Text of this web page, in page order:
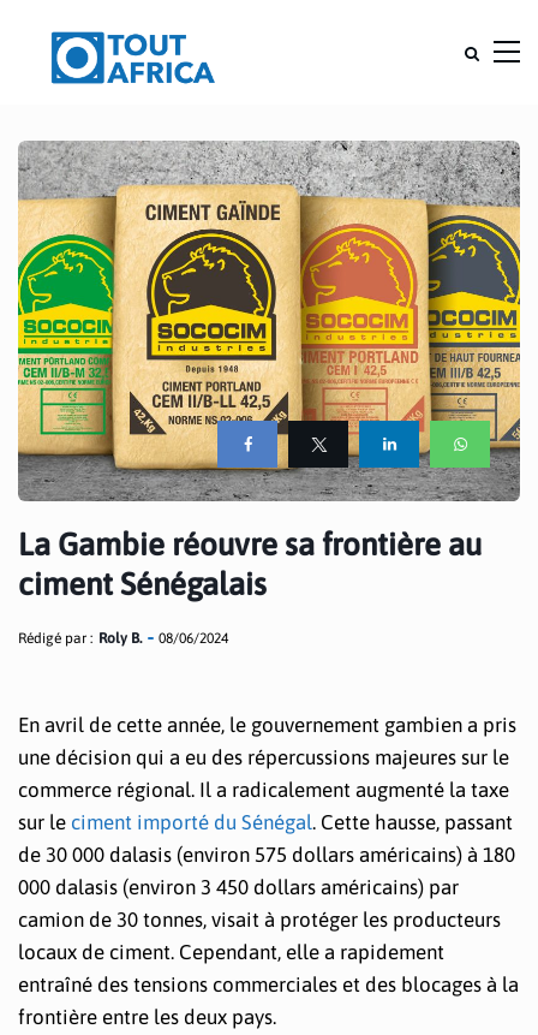
La Gambie réouvre sa frontière au
ciment Sénégalais
Rédigé par : Roly B. 08/06/2024
En avril de cette année, le gouvernement gambien a pris
une décision qui a eu des répercussions majeures sur le
commerce régional. Il a radicalement augmenté la taxe
sur le ciment importé du Sénégal. Cette hausse, passant
de 30 000 dalasis (environ 575 dollars américains) à 180
000 dalasis (environ 3 450 dollars américains) par
camion de 30 tonnes, visait à protéger les producteurs
locaux de ciment. Cependant, elle a rapidement
entraîné des tensions commerciales et des blocages à la
frontière entre les deux pays.